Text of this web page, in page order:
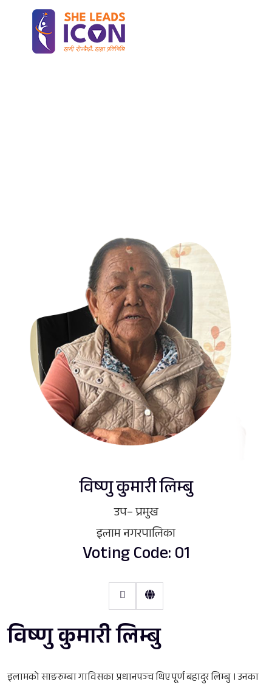
विष्णु कुमारी लिम्बु
उप– प्रमुख
इलाम नगरपालिका
Voting Code: 01
विष्णु कुमारी लिम्बु
इलामको साङरुम्बा गाविसका प्रधानपञ्च थिए पूर्ण बहादुर लिम्बु । उनका